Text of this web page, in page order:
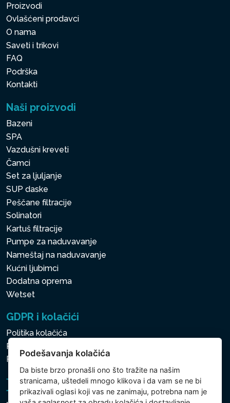
Proizvodi
Ovlašćeni prodavci
O nama
Saveti i trikovi
FAQ
Podrška
Kontakti
Naši proizvodi
Bazeni
SPA
Vazdušni kreveti
Čamci
Set za ljuljanje
SUP daske
Peščane filtracije
Solinatori
Kartuš filtracije
Pumpe za naduvavanje
Nameštaj na naduvavanje
Kućni ljubimci
Dodatna oprema
Wetset
GDPR i kolačići
Politika kolačića
Politika zaštite ličnih i drugih obrađivanih podataka
Politika kolačića
Podešavanja kolačića
Da biste brzo pronašli ono što tražite na našim
stranicama, uštedeli mnogo klikova i da vam se ne bi
prikazivali oglasi koji vas ne zanimaju, potrebna nam je